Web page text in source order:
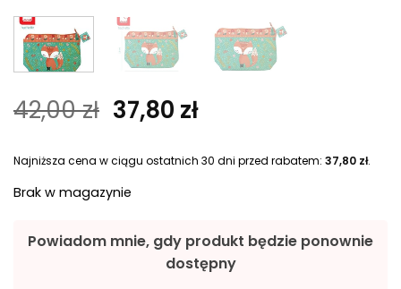
42,00zł P
e
w
t
37,80 złA
t
n
a
Najniższa cena w ciągu ostatnich 30 dni przed rabatem: 37,80 zł.
Brak w magazynie
Powiadom mnie, gdy produkt będzie ponownie
dostępny